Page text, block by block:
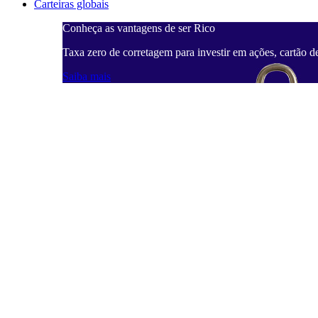
Carteiras globais
Conheça as vantagens de ser Rico
Taxa zero de corretagem para investir em ações, cartão
Saiba mais